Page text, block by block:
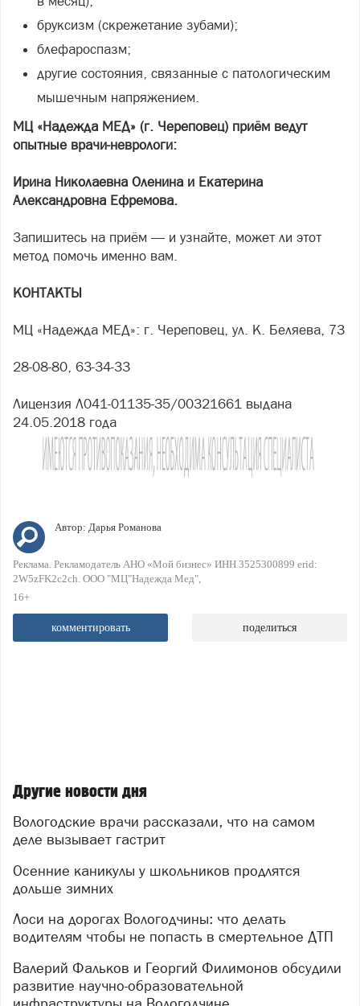
бруксизм (скрежетание зубами);
блефароспазм;
другие состояния, связанные с патологическим
мышечным напряжением.
МЦ «Надежда МЕД» (г. Череповец) приём ведут
опытные врачи-неврологи:
Ирина Николаевна Оленина и Екатерина
Александровна Ефремова.
Запишитесь на приём — и узнайте, может ли этот
метод помочь именно вам.
КОНТАКТЫ
МЦ «Надежда МЕД»: г. Череповец, ул. К. Беляева, 73
28-08-80, 63-34-33
Лицензия Л041-01135-35/00321661 выдана
24.05.2018 года
Автор: Дарья Романова
Реклама. Рекламодатель АНО «Мой бизнес» ИНН 3525300899 erid:
2W5zFK2c2ch. ООО "МЦ"Надежда Мед"
16+
комментировать поделиться
Другие новости дня
Вологодские врачи рассказали, что на самом
деле вызывает гастрит
Осенние каникулы у школьников продлятся
дольше зимних
Лоси на дорогах Вологодчины: что делать
водителям чтобы не попасть в смертельное ДТП
Валерий Фальков и Георгий Филимонов обсудили
развитие научно-образовательной